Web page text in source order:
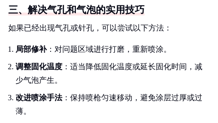
三、解决气孔和气泡的实用技巧
如果已经出现气孔或针孔，可以尝试以下方法：
局部修补：对问题区域进行打磨，重新喷涂。
调整固化温度 ：适当降低固化温度或延长固化时间，减
少气泡产生。
改进喷涂手法：保持喷枪匀速移动，避免涂层过厚或过
薄。